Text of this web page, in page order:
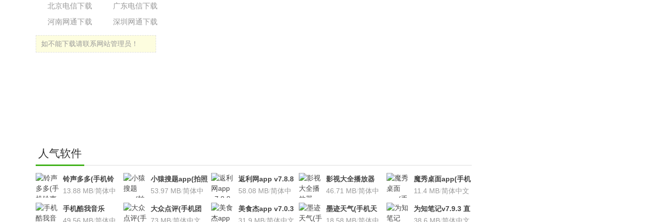
北京电信下载
广东电信下载
河南网通下载
深圳网通下载
如不能下载请联系网站管理员！
人气软件
铃声多多(手机铃
声软件)v8.7.66 安
13.88 MB/简体中
小猿搜题app(拍照
搜题利器)V9.7.2安
53.97 MB/简体中
返利网app v7.8.8
安卓版
58.08 MB/简体中
影视大全播放器
v3.1.7 安卓版
46.71 MB/简体中
魔秀桌面app(手机
桌面软件)v6.8.6
11.4 MB/简体中文
手机酷我音乐
V9.2.3.5 安卓版
49.56 MB/简体中
大众点评(手机团
购软件)V10.18.4
73 MB/简体中文
美食杰app v7.0.3
安卓版
31.9 MB/简体中文
墨迹天气(手机天
气软
18.58 MB/简体中
为知笔记v7.9.3 直
装本地VIP会员版
38.6 MB/简体中文